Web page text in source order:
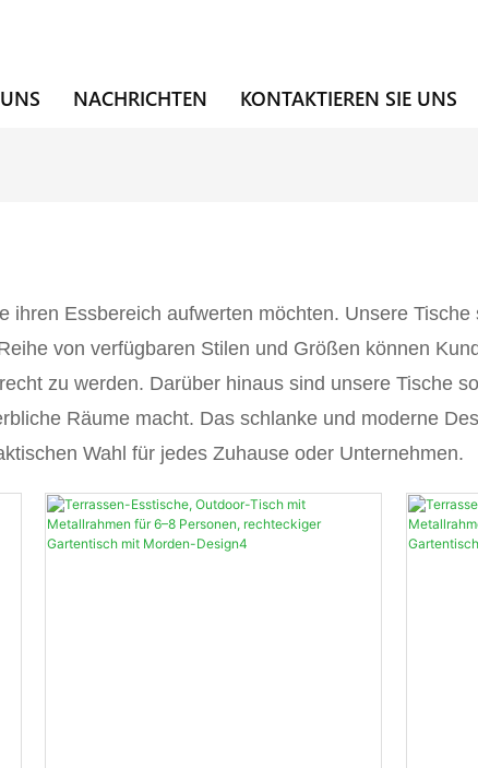
NACHRICHTEN KONTAKTIEREN SIE UNS
ihren Essbereich aufwerten möchten. Unsere
von verfügbaren Stilen und Größen können
zu werden. Darüber hinaus sind unsere Tische
Räume macht. Das schlanke und moderne
Wahl für jedes Zuhause oder Unternehmen.